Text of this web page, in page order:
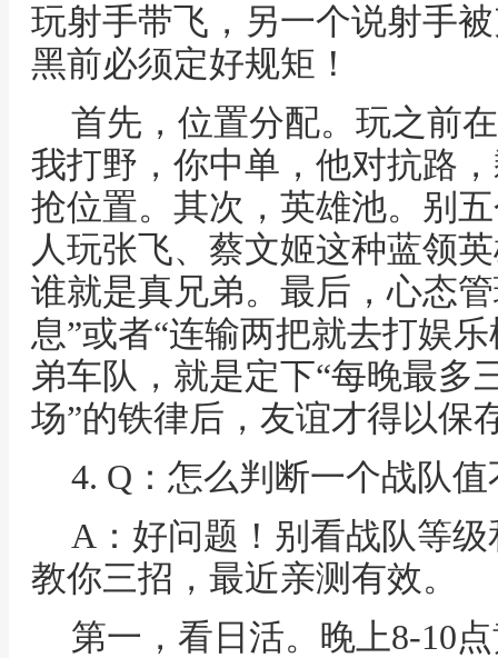
玩射手带飞，另一个说射手
黑前必须定好规矩！
首先，位置分配。玩之前
我打野，你中单，他对抗路
抢位置。其次，英雄池。别
人玩张飞、蔡文姬这种蓝领
谁就是真兄弟。最后，心态
息”或者“连输两把就去打娱
弟车队，就是定下“每晚最多
场”的铁律后，友谊才得以保
4. Q：怎么判断一个战队
A：好问题！别看战队等
教你三招，最近亲测有效。
第一，看日活。晚上8-10